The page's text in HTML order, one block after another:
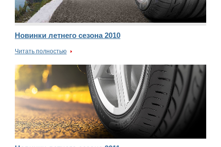
Новинки летнего сезона 2010
Читать полностью